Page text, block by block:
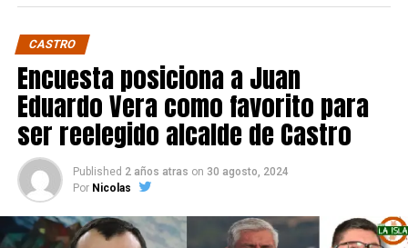
CASTRO
Encuesta posiciona a Juan
Eduardo Vera como favorito para
ser reelegido alcalde de Castro
Published 2 años atras on 30 agosto, 2024
Por Nicolas